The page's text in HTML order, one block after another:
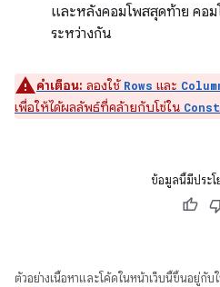
และหลังคอมโพสสุดท้าย คอ
ระหว่างกัน
คำเตือน: ลองใช้ Rows และ
เพื่อให้ได้ผลลัพธ์ที่คล้ายกับโซ่ใน
ข้อมูลนี้มีประโ
ตัวอย่างเนื้อหาและโค้ดในหน้าเว็บนี้ขึ้นอยู่กั